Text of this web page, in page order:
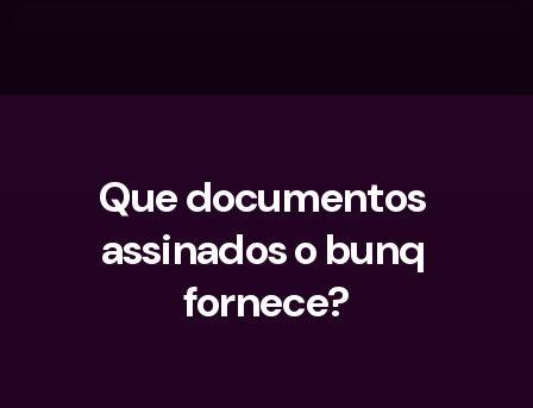
Que documentos
assinados o bunq
fornece?